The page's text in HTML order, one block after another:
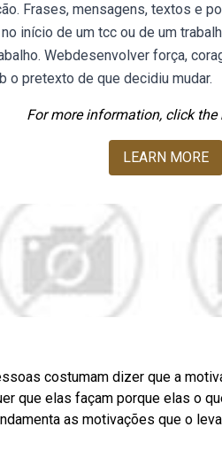
Frases, mensagens, textos e
início de um tcc ou de um
Webdesenvolver força,
pretexto de que decidiu mudar.
For more information, click the
LEARN MORE
costumam dizer que a
que elas façam porque elas o
as motivações que o